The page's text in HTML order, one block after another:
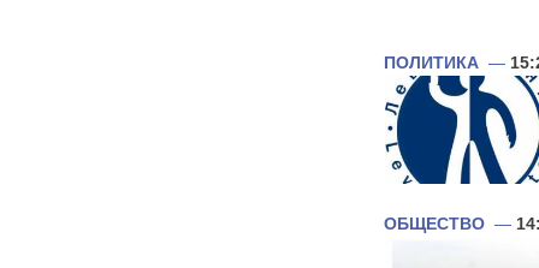
ПОЛИТИКА —
ОБЩЕСТВО —